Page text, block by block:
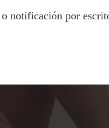
notificación por